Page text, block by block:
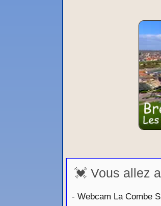
💓 Vous allez
- Webcam La Combe